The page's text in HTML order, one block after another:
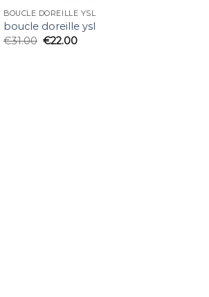
BOUCLE DOREILLE YSL
boucle doreille ysl
€31.00 €22.00